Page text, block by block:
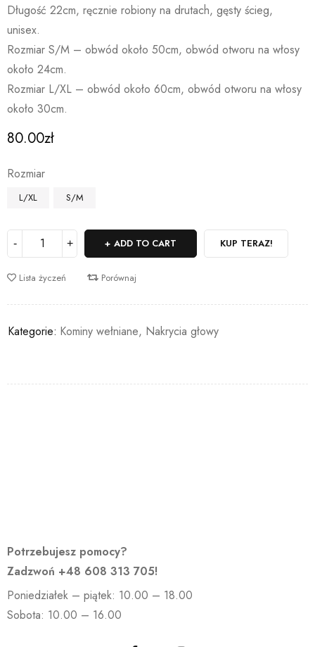
Długość 22cm, ręcznie robiony na drutach, gęsty ścieg,
unisex.
Rozmiar S/M – obwód około 50cm, obwód otworu na włosy
około 24cm.
Rozmiar L/XL – obwód około 60cm, obwód otworu na włosy
około 30cm.
80.00zł
Rozmiar
L/XL S/M
ADD TO CART KUP TERAZ!
Lista życzeń Porównaj
Kategorie: Kominy wełniane, Nakrycia głowy
Potrzebujesz pomocy?
Zadzwoń +48 608 313 705!
Poniedziałek – piątek: 10.00 – 18.00
Sobota: 10.00 – 16.00